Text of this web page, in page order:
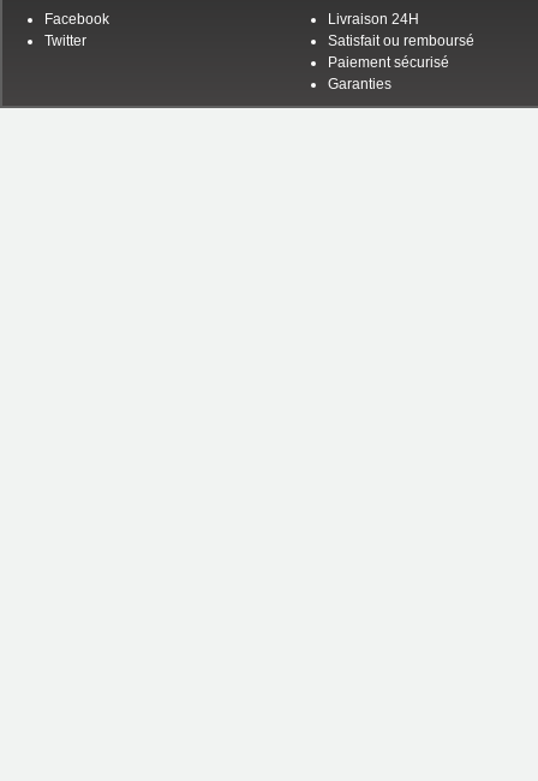
Facebook
Twitter
Livraison 24H
Satisfait ou remboursé
Paiement sécurisé
Garanties